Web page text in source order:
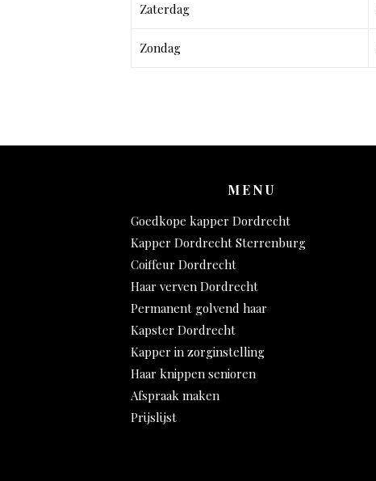
Zaterdag
Zondag
MENU
Goedkope kapper Dordrecht
Kapper Dordrecht Sterrenburg
Coiffeur Dordrecht
Haar verven Dordrecht
Permanent golvend haar
Kapster Dordrecht
Kapper in zorginstelling
Haar knippen senioren
Afspraak maken
Prijslijst